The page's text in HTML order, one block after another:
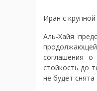
Иран с
Аль-Хайя
соглашения о
стойкость до
не будет снята